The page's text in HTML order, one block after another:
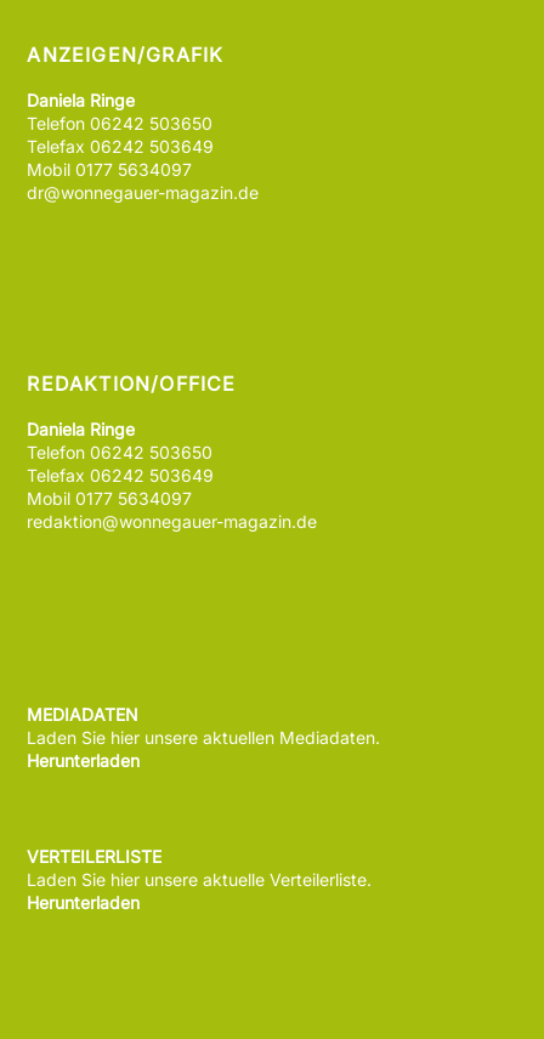
ANZEIGEN/GRAFIK
Daniela Ringe
Telefon 06242 503650
Telefax 06242 503649
Mobil 0177 5634097
dr@wonnegauer-magazin.de
REDAKTION/OFFICE
Daniela Ringe
Telefon 06242 503650
Telefax 06242 503649
Mobil 0177 5634097
redaktion@wonnegauer-magazin.de
MEDIADATEN
Laden Sie hier unsere aktuellen Mediadaten.
Herunterladen
VERTEILERLISTE
Laden Sie hier unsere aktuelle Verteilerliste.
Herunterladen